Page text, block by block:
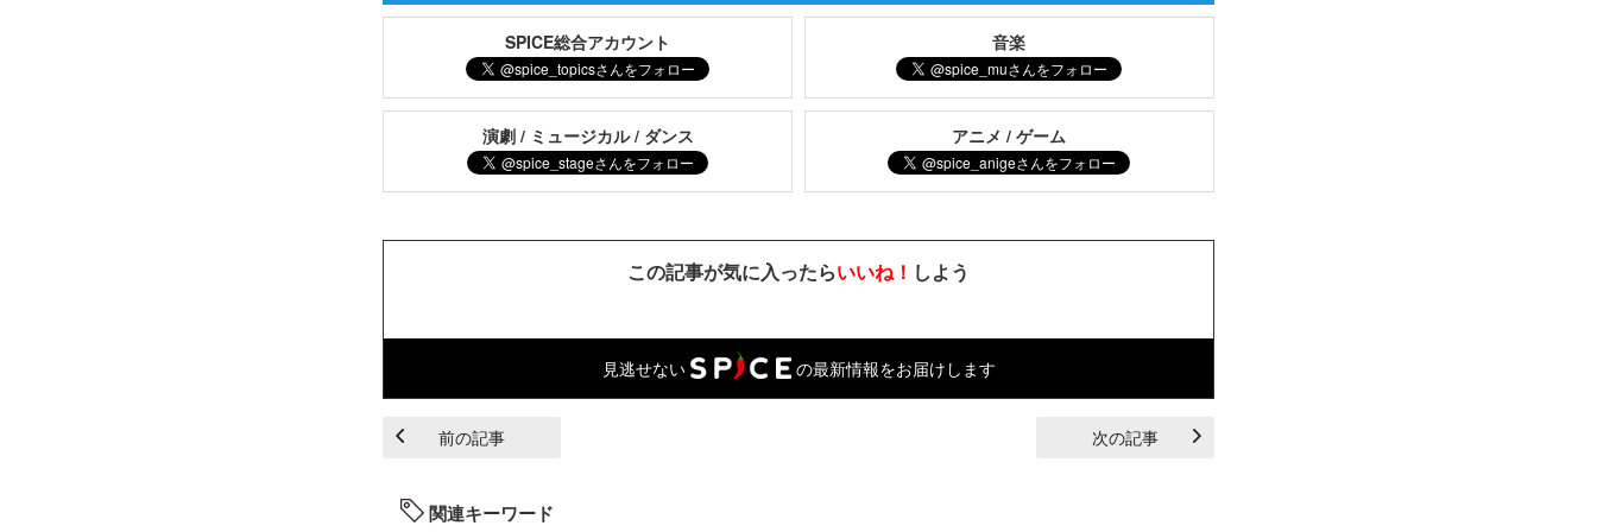
SPICE総合アカウント 音楽
演劇 / ミュージカル / ダンス アニメ / ゲーム
この記事が気に入ったらいいね！ しよう
見逃せない の最新情報をお届けします
前の記事 次の記事
関連キーワード